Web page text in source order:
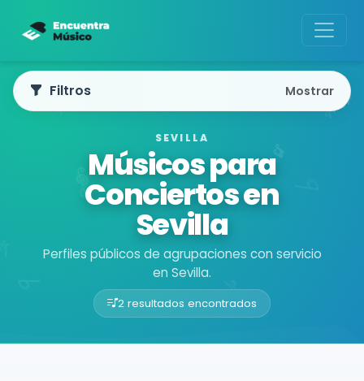
SEVILLA
Músicos para
Conciertos en
Sevilla
Perfiles públicos de agrupaciones con servicio
en Sevilla.
2 resultados encontrados
Buscador de músicos
Filtros Mostrar